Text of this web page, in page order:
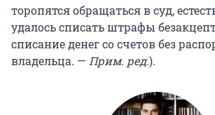
торопятся обращаться в суд,
удалось списать штрафы
списание денег со счетов без
владельца. — Прим. ред.).